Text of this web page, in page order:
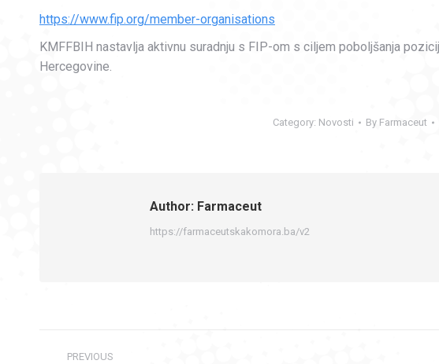
https://www.fip.org/member-organisations
KMFFBIH nastavlja aktivnu suradnju s FIP-om s ciljem poboljšanja
Hercegovine.
Category: Novosti By Farmaceut
Author: Farmaceut
https://farmaceutskakomora.ba/v2
Post
PREVIOUS